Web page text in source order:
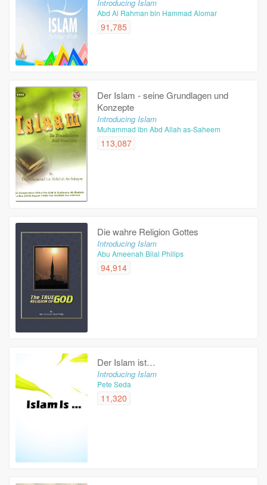
Introducing Islam
Abd Al Rahman bin Hammad Alomar
91,785
Der Islam - seine Grundlagen und
Konzepte
Introducing Islam
Muhammad ibn Abd Allah as-Saheem
113,087
Die wahre Religion Gottes
Introducing Islam
Abu Ameenah Bilal Philips
94,914
Der Islam ist…
Introducing Islam
Pete Seda
11,320